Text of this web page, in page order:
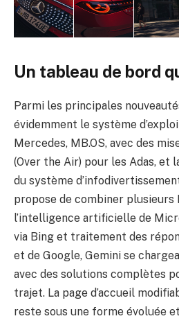
Un tableau de bord
Parmi les principales
évidemment le système
Mercedes, MB.OS, avec des
(Over the Air) pour les Adas, et
du système
propose de combiner plusieurs
l’intelligence artificielle de
via Bing et traitement des
et de Google, Gemini se
avec des solutions complètes
trajet. La page d’accueil
reste sous une forme évoluée